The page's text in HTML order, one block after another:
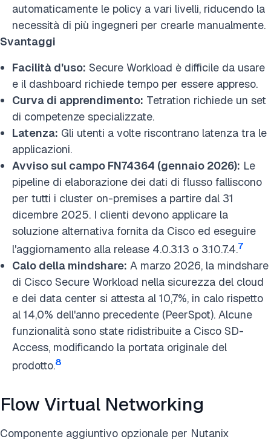
automaticamente le policy a vari livelli, riducendo la
necessità di più ingegneri per crearle manualmente.
Svantaggi
Facilità d'uso: Secure Workload è difficile da usare
e il dashboard richiede tempo per essere appreso.
Curva di apprendimento: Tetration richiede un set
di competenze specializzate.
Latenza: Gli utenti a volte riscontrano latenza tra le
applicazioni.
Avviso sul campo FN74364 (gennaio 2026): Le
pipeline di elaborazione dei dati di flusso falliscono
per tutti i cluster on-premises a partire dal 31
dicembre 2025. I clienti devono applicare la
soluzione alternativa fornita da Cisco ed eseguire
l'aggiornamento alla release 4.0.3.13 o 3.10.7.4.7
Calo della mindshare: A marzo 2026, la mindshare
di Cisco Secure Workload nella sicurezza del cloud
e dei data center si attesta al 10,7%, in calo rispetto
al 14,0% dell'anno precedente (PeerSpot). Alcune
funzionalità sono state ridistribuite a Cisco SD-
Access, modificando la portata originale del
prodotto.8
Flow Virtual Networking
Componente aggiuntivo opzionale per Nutanix